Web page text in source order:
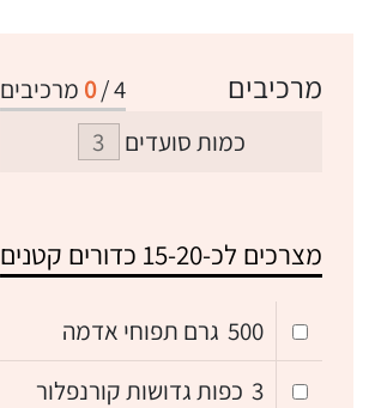
4
/
0 מרכיבים מרכיבים
כמות סועדים
מצרכים לכ-15-20 כדורים קטנים
500 גרם תפוחי אדמה
3 כפות גדושות קורנפלור